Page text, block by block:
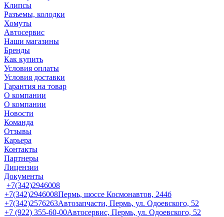
Клипсы
Разъемы, колодки
Хомуты
Автосервис
Наши магазины
Бренды
Как купить
Условия оплаты
Условия доставки
Гарантия на товар
О компании
О компании
Новости
Команда
Отзывы
Карьера
Контакты
Партнеры
Лицензии
Документы
+7(342)2946008
+7(342)2946008Пермь, шоссе Космонавтов, 244б
+7(342)2576263Автозапчасти, Пермь, ул. Одоевского, 52
+7 (922) 355-60-00Автосервис, Пермь, ул. Одоевского, 52